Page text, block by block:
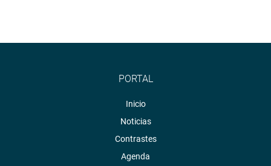
PORTAL
Inicio
Noticias
Contrastes
Agenda